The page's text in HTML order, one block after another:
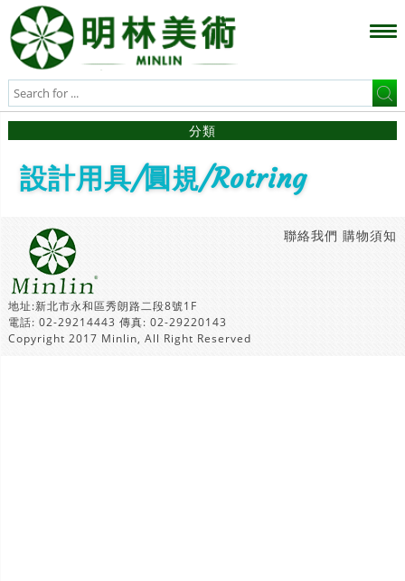
分類
設計用具/圓規/Rotring
購物須知
聯絡我們
地址:新北市永和區秀朗路二段8號1F
電話: 02-29214443 傳真: 02-29220143
Copyright 2017 Minlin, All Right Reserved